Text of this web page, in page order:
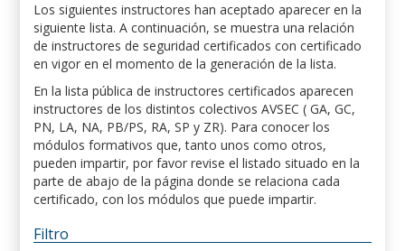
Los siguientes instructores han aceptado aparecer en la
siguiente lista. A continuación, se muestra una relación
de instructores de seguridad certificados con certificado
en vigor en el momento de la generación de la lista.
En la lista pública de instructores certificados aparecen
instructores de los distintos colectivos AVSEC ( GA, GC,
PN, LA, NA, PB/PS, RA, SP y ZR). Para conocer los
módulos formativos que, tanto unos como otros,
pueden impartir, por favor revise el listado situado en la
parte de abajo de la página donde se relaciona cada
certificado, con los módulos que puede impartir.
Filtro